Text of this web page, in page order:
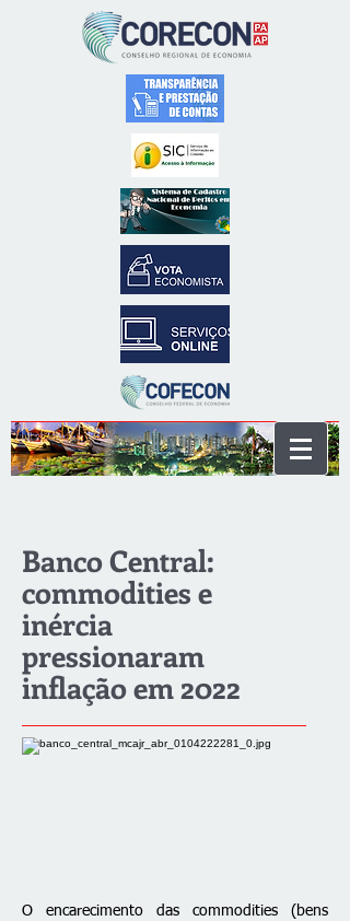
Banco Central:
commodities e
inércia
pressionaram
inflação em 2022
O encarecimento das commodities (bens